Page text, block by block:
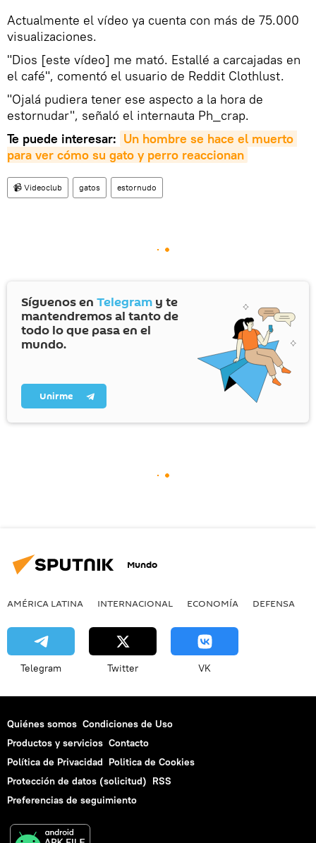
Actualmente el vídeo ya cuenta con más de 75.000
visualizaciones.
"Dios [este vídeo] me mató. Estallé a carcajadas en
el café", comentó el usuario de Reddit Clothlust.
"Ojalá pudiera tener ese aspecto a la hora de
estornudar", señaló el internauta Ph_crap.
Te puede interesar: Un hombre se hace el muerto
para ver cómo su gato y perro reaccionan
📹 Videoclub gatos estornudo
Síguenos en Telegram y te
mantendremos al tanto de
todo lo que pasa en el
mundo.
Unirme
Mundo
AMÉRICA LATINA INTERNACIONAL ECONOMÍA DEFENSA
Telegram Twitter VK
Quiénes somos Condiciones de Uso
Productos y servicios Contacto
Política de Privacidad Politica de Cookies
Protección de datos (solicitud) RSS
Preferencias de seguimiento